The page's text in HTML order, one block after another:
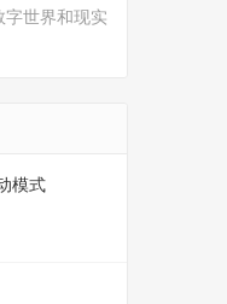
字世界和现实
模式